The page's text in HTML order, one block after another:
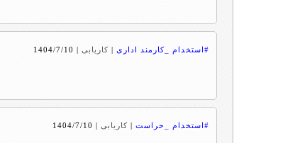
#استخدام _کارمند اداری | کاریابی|
1404/7/10
#استخدام _حراست | کاریابی|
1404/7/10